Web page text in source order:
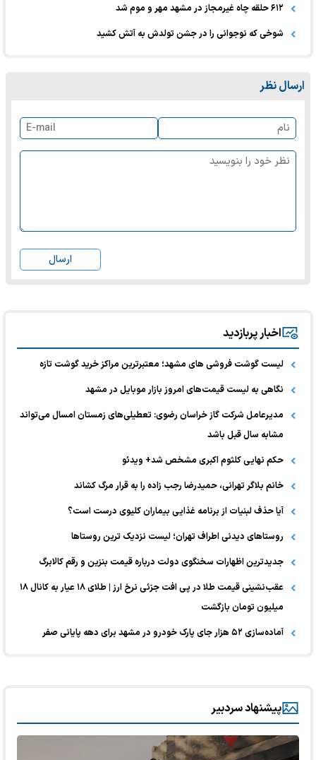
۶۱۲ حلقه چاه غیرمجاز در مشهد مهر و موم شد
شوخی که نوجوانی را در جشن تولدش به آتش کشید
ارسال نظر
ارسال
اخبار پربازدید
لیست گوشت فروشی های مشهد؛ معتبرترین مراکز خرید گوشت تازه
نگاهی به لیست قیمت‌های امروز بازار موبایل در مشهد
مدیرعامل شرکت گاز خراسان رضوی: تعطیلی‌های زمستان امسال می‌تواند
مشابه سال قبل باشد
حکم نهایی کلثوم اکبری مشخص شد+ ویدئو
خانم بلاگر تهرانی، حمیدرضا رجب زاده را به قرار مرگ کشاند
آیا حذف لبنیات از برنامه غذایی بیماران کلیوی درست است؟
روستاهای دیدنی اطراف تهران؛ لیست نزدیک ترین روستاها
جدیدترین اظهارات سخنگوی دولت درباره قیمت بنزین و رقم کالابرگ
عقب‌نشینی قیمت طلا در پی افت جزئی نرخ ارز | طلای ۱۸ عیار به کانال ۱۸
میلیون تومان بازگشت
آماده‌سازی ۵۲ هزار جای پارک خودرو در مشهد برای دهه پایانی صفر
پیشنهاد سردبیر